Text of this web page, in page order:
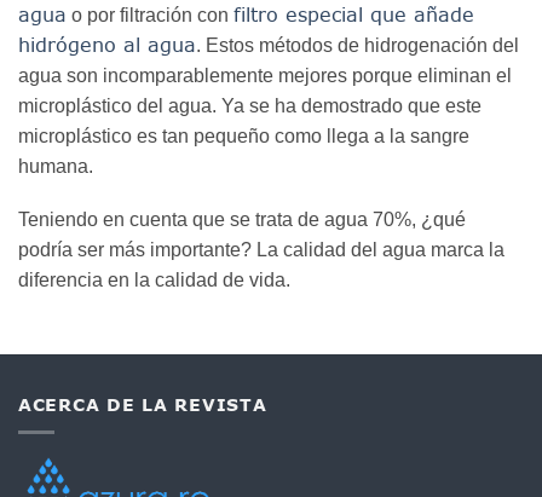
agua o por filtración con filtro especial que añade
hidrógeno al agua. Estos métodos de hidrogenación del
agua son incomparablemente mejores porque eliminan el
microplástico del agua. Ya se ha demostrado que este
microplástico es tan pequeño como llega a la sangre
humana.
Teniendo en cuenta que se trata de agua 70%, ¿qué
podría ser más importante? La calidad del agua marca la
diferencia en la calidad de vida.
ACERCA DE LA REVISTA